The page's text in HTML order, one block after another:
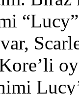
Kore’li